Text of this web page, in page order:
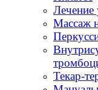
Лечение
Массаж
Текар-